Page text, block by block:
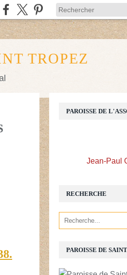
TROPEZ
RECHERCHE
PAROISSE DE
PAROISSE DE
Jean-Paul